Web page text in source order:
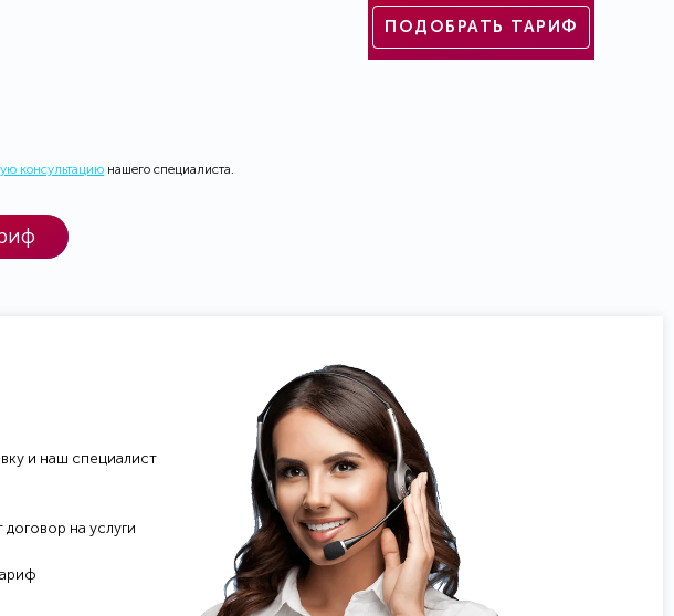
консультацию нашего специалиста.
ПОДОБРАТЬ ТАРИФ
и наш специалист
на услуги